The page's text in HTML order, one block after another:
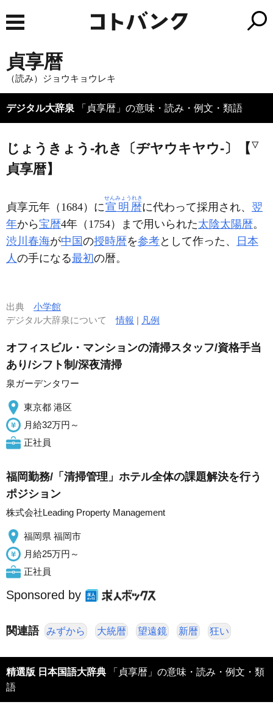
貞享暦
（読み）ジョウキョウレキ
デジタル大辞泉 「貞享暦」の意味・読み・例文・類語
じょうきょう‐れき〔ヂヤウキヤウ‐〕【 ▽
貞享暦】
貞享元年（1684）に宣明暦
せんみょうれき
に代わって採用され、 翌
年から 宝暦4年（1754）まで用いられた太陰太陽暦。
渋川春海が中国の授時暦を参考として作った、
日本
人の手になる最初の暦。
出典 小学館
デジタル大辞泉について情報 | 凡例
オフィスビル・マンションの清掃スタッフ/資格手当
あり/シフト制/深夜清掃
泉ガーデンタワー
東京都 港区
月給32万円～
正社員
福岡勤務/「清掃管理」ホテル全体の課題解決を行う
ポジション
株式会社Leading Property Management
福岡県 福岡市
月給25万円～
正社員
Sponsored by
関連語 みずから 大統暦 望遠鏡 新暦 狂い
精選版 日本国語大辞典
語